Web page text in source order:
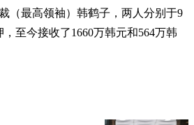
（最高领袖）韩鹤子，两人分别于9
，至今接收了1660万韩元和564万韩